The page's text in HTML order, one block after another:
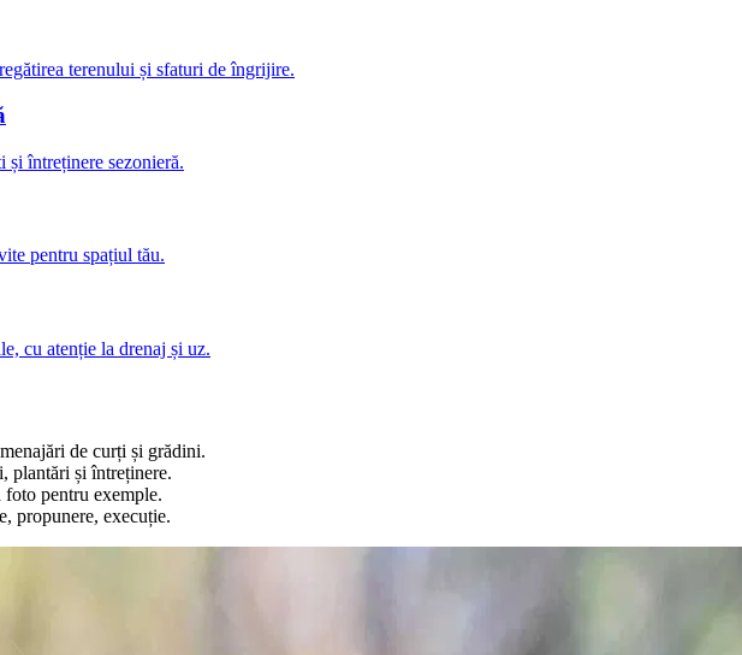
terenului și sfaturi de îngrijire.
și întreținere sezonieră.
pentru spațiul tău.
cu atenție la drenaj și uz.
de curți și grădini.
plantări și întreținere.
pentru exemple.
propunere, execuție.